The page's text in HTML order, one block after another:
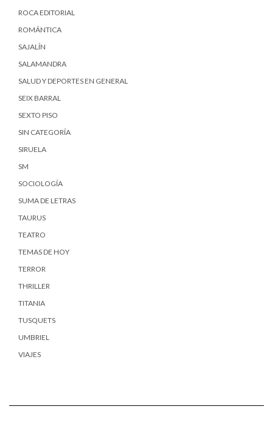
ROCA EDITORIAL
ROMÁNTICA
SAJALÍN
SALAMANDRA
SALUD Y DEPORTES EN GENERAL
SEIX BARRAL
SEXTO PISO
SIN CATEGORÍA
SIRUELA
SM
SOCIOLOGÍA
SUMA DE LETRAS
TAURUS
TEATRO
TEMAS DE HOY
TERROR
THRILLER
TITANIA
TUSQUETS
UMBRIEL
VIAJES